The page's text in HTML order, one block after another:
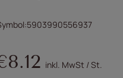
5903990556937
inkl. MwSt /St.